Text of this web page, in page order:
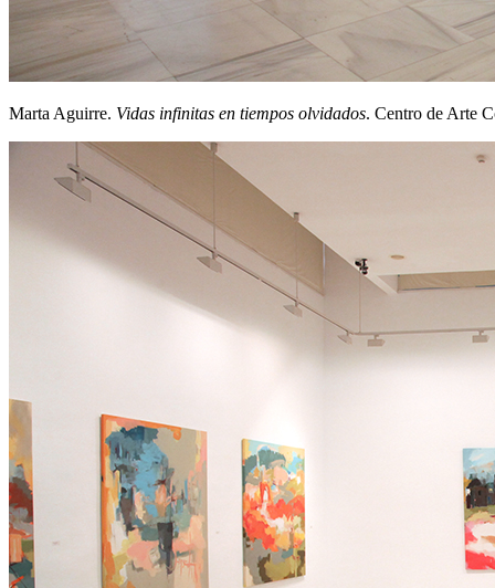
Marta Aguirre. Vidas infinitas en tiempos olvidados. Centro de Arte